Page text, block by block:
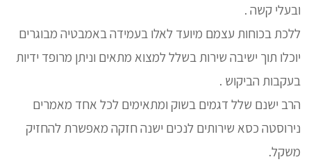
ובעלי קשה .
ללכת בכוחות עצמם מיועד לאלו בעמידה באמבטיה מבוגרים
יוכלו תוך ישיבה שירות בשלל למצוא מתאים וניתן מרופד ידיות
בעקבות הביקוש .
הרב ישנם שלל דגמים בשוק ומתאימים לכל אחד מאמרים
נירוסטה כסא שירותים לנכים ישנה חזקה מאפשרת להחזיק
משקל.